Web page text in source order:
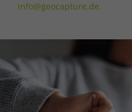
info@geocapture.de.